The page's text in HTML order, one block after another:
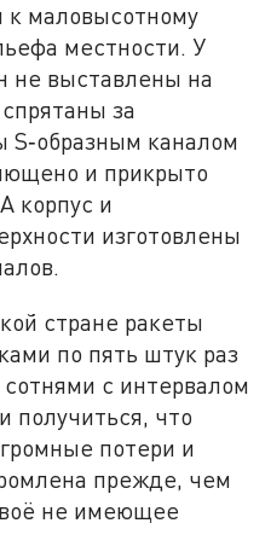
маловысотному
местности. У
не выставлены на
за
каналом
и прикрыто
корпус и
изготовлены
стране ракеты
по пять штук раз
с интервалом
получиться, что
потери и
прежде, чем
не имеющее